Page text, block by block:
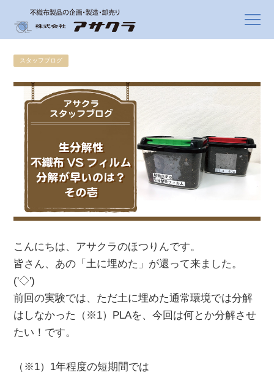
スタッフブログ
こんにちは、アサクラのほつりんです。
皆さん、あの「土に埋めた」が還って来ました。
('◇')ゞ
前回の実験では、ただ土に埋めた通常環境では分解
はしなかった（※1）PLAを、今回は何とか分解させ
たい！です。
（※1）1年程度の短期間では